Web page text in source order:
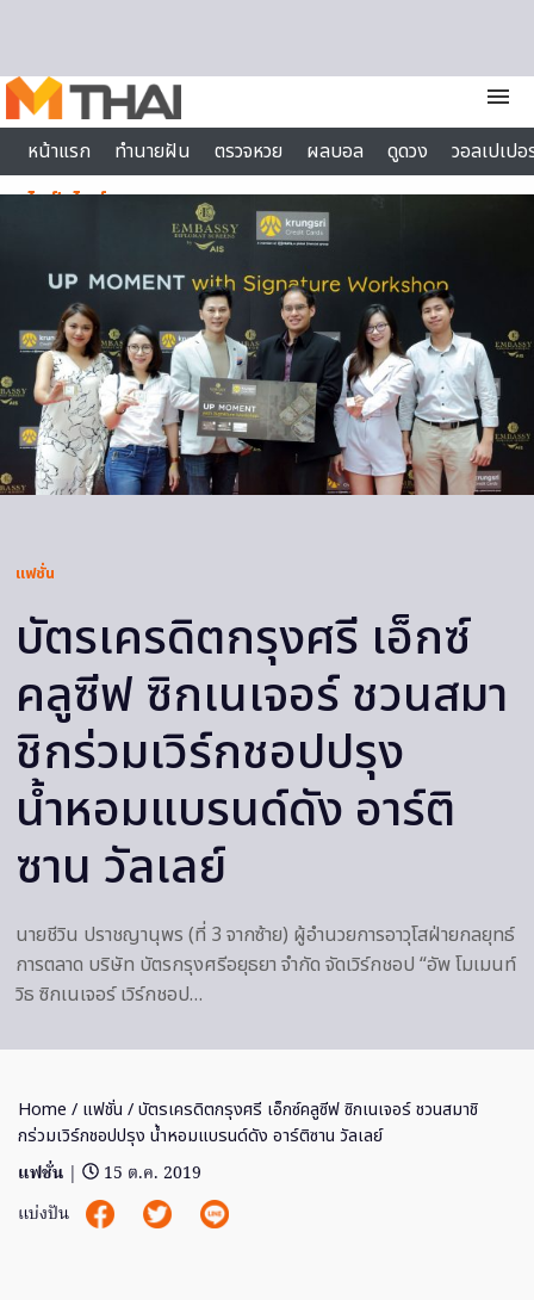
menu
หน้าแรก
ทำนายฝัน ตรวจหวย ผลบอล ดูดวง
วอลเปเป
ไลฟ์สไตล์
แฟชั่น
บัตรเครดิตกรุงศรี เอ็กซ์
คลูซีฟ ซิกเนเจอร์ ชวนสมา
ชิกร่วมเวิร์กชอปปรุง
น้ำหอมแบรนด์ดัง อาร์ติ
ซาน วัลเลย์
นายชีวิน ปราชญานุพร (ที่ 3 จากซ้าย) ผู้อำนวยการอาวุโสฝ่ายกลยุทธ์
การตลาด บริษัท บัตรกรุงศรีอยุธยา จำกัด จัดเวิร์กชอป “อัพ โมเมนท์
วิธ ซิกเนเจอร์ เวิร์กชอป…
Home / แฟชั่น / บัตรเครดิตกรุงศรี เอ็กซ์คลูซีฟ ซิกเนเจอร์ ชวนสมาชิ
กร่วมเวิร์กชอปปรุง น้ำหอมแบรนด์ดัง อาร์ติซาน วัลเลย์
แฟชั่น |
15 ต.ค. 2019
แบ่งปัน